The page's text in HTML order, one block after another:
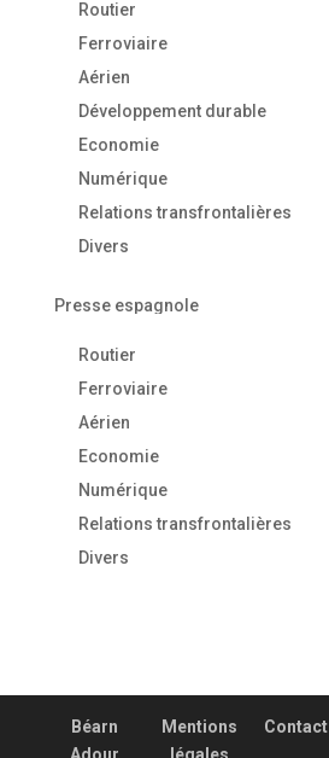
Routier
Ferroviaire
Aérien
Développement durable
Economie
Numérique
Relations transfrontalières
Divers
Presse espagnole
Routier
Ferroviaire
Aérien
Economie
Numérique
Relations transfrontalières
Divers
Béarn
Mentions
Contact